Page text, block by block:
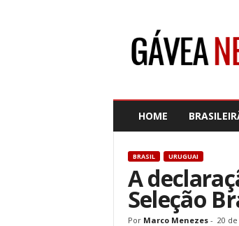
HOME
BRASIL URUGUAI
A
Seleção
Por Marco Menezes- 20